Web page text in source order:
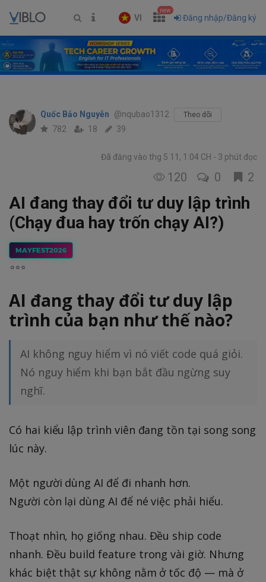
VI
new
Đăng nhập/Đăng ký
Quốc Bảo Nguyễn @nqubao1312 Theo dõi
782 18 39
Đã đăng vào thg 5 11, 1:04 CH 3 phút đọc
120 0 2
AI đang thay đổi tư duy lập trình
(Chạy đua hay trốn chạy AI?)
MAYFEST2026
AI đang thay đổi tư duy lập
trình của bạn như thế nào?
AI không nguy hiểm vì nó viết code quá giỏi.
Nó nguy hiểm khi bạn bắt đầu ngừng suy
nghĩ.
Có hai kiểu lập trình viên đang tồn tại song song
lúc này.
Một người dùng AI để đi nhanh hơn.
Người còn lại dùng AI để né việc phải hiểu.
Thoạt nhìn, họ giống nhau. Đều ship code
nhanh. Đều build feature trong vài giờ. Nhưng
khác biệt thật sự không nằm ở tốc độ — mà ở